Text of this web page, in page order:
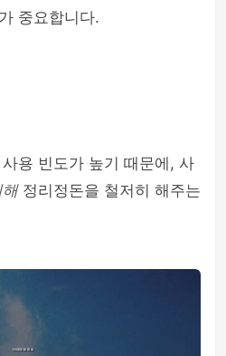
중요합니다.
용 빈도가 높기 때문에, 사
정리정돈을 철저히 해주는